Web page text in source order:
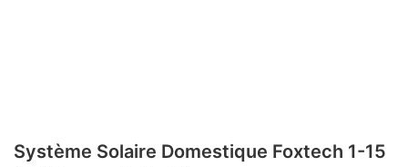
Système Solaire Domestique Foxtech 1-15